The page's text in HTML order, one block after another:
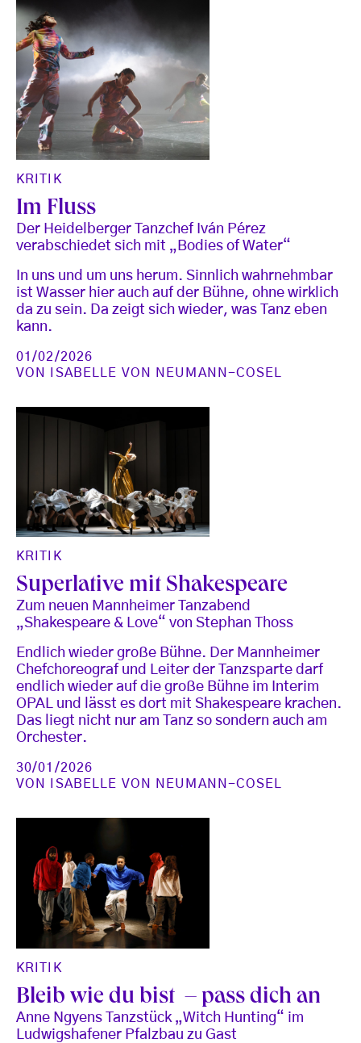
KRITIK
Im Fluss
Der Heidelberger Tanzchef Iván Pérez
verabschiedet sich mit „Bodies of Water“
In uns und um uns herum. Sinnlich wahrnehmbar
ist Wasser hier auch auf der Bühne, ohne wirklich
da zu sein. Da zeigt sich wieder, was Tanz eben
kann.
01/02/2026
VON
ISABELLE VON NEUMANN-COSEL
KRITIK
Superlative mit Shakespeare
Zum neuen Mannheimer Tanzabend
„Shakespeare & Love“ von Stephan Thoss
Endlich wieder große Bühne. Der Mannheimer
Chefchoreograf und Leiter der Tanzsparte darf
endlich wieder auf die große Bühne im Interim
OPAL und lässt es dort mit Shakespeare krachen.
Das liegt nicht nur am Tanz so sondern auch am
Orchester.
30/01/2026
VON
ISABELLE VON NEUMANN-COSEL
KRITIK
Bleib wie du bist – pass dich an
Anne Ngyens Tanzstück „Witch Hunting“ im
Ludwigshafener Pfalzbau zu Gast